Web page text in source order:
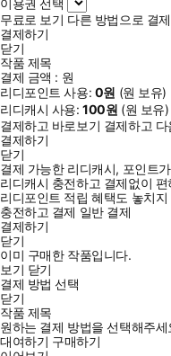
이용권 선택
무료로 보기 다른 방법으로 결제
결제하기
닫기
작품 제목
결제 금액 : 원
리디포인트 사용: 0원 (원 보유)
리디캐시 사용:100원 (원 보유)
결제하고 바로보기 결제하고 다
결제하기
닫기
결제 가능한 리디캐시, 포인트
리디캐시 충전하고 결제없이
리디포인트 적립 혜택도 놓치지
충전하고 결제 일반 결제
결제하기
닫기
이미 구매한 작품입니다.
보기 닫기
결제 방법 선택
닫기
작품 제목
원하는 결제 방법을 선택해주세
대여하기 구매하기